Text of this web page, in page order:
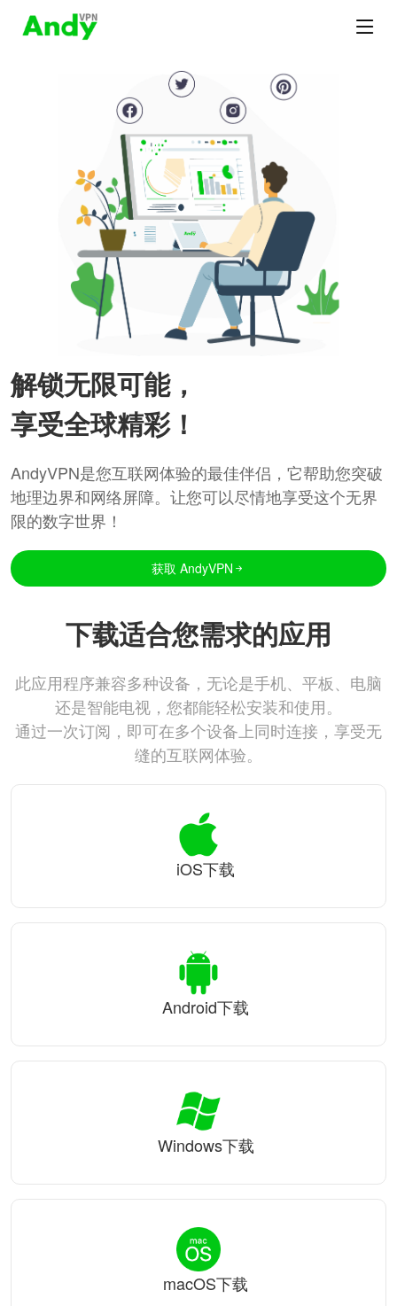
解锁无限可能，
享受全球精彩！
AndyVPN是您互联网体验的最佳伴侣，它帮助您突破
地理边界和网络屏障。让您可以尽情地享受这个无界
限的数字世界！
获取 AndyVPN
下载适合您需求的应用
此应用程序兼容多种设备，无论是手机、平板、电脑
还是智能电视，您都能轻松安装和使用。
通过一次订阅，即可在多个设备上同时连接，享受无
缝的互联网体验。
iOS下载
Android下载
Windows下载
macOS下载